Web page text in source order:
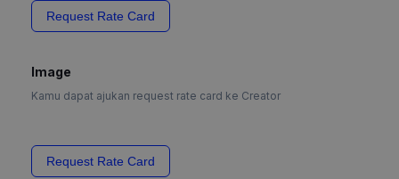
Request Rate Card
Image
Kamu dapat ajukan request rate card ke Creator
Request Rate Card